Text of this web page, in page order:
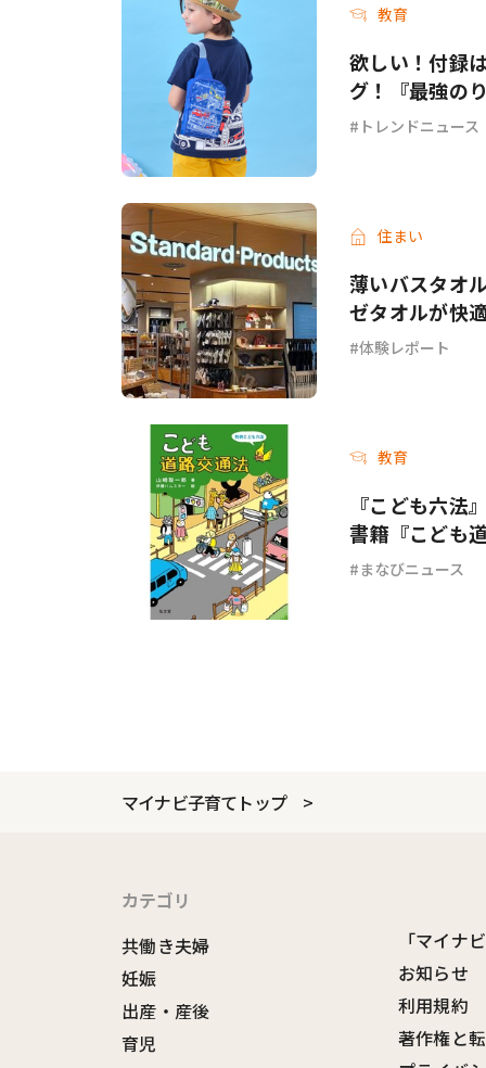
教育
欲しい！付録
グ！『最強の
トレンドニュース
住まい
薄いバスタオ
ゼタオルが快
体験レポート
教育
『こども六法
書籍『こども
まなびニュース
マイナビ子育てトップ
カテゴリ
共働き夫婦
妊娠
出産・産後
育児
「マイナ
お知らせ
利用規約
著作権と